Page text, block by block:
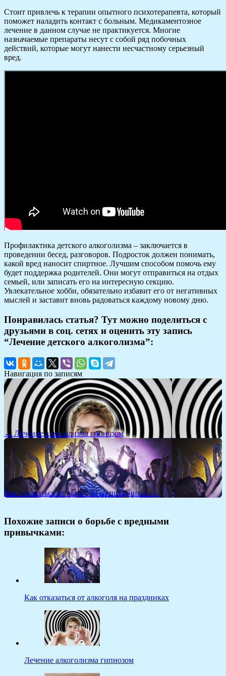
Стоит привлечь к терапии опытного психотерапевта, который
поможет наладить контакт с больным. Медикаментозное
лечение в данном случае не практикуется. Многие
назначаемые препараты несут с собой ряд побочных
действий, которые могут нанести несчастному серьезный
вред.
Профилактика детского алкоголизма – заключается в
проведении бесед, разговоров. Подросток должен понимать,
какой вред наносит спиртное. Лучшим способом помочь ему
будет поддержка родителей. Они могут отправиться на отдых
семьей, или записать его на интересную секцию.
Увлекательное хобби, обязательно избавит его от негативных
мыслей и заставит вновь радоваться каждому новому дню.
Понравилась статья? Тут можно поделиться с
друзьями в соц. сетях и оценить эту запись
“Лечение детского алкоголизма”:
Навигация по записям
← Лечение алкоголизма гипнозом
Как отказаться от алкоголя на праздниках →
Похожие записи о борьбе с вредными
привычками:
Как отказаться от алкоголя на праздниках
Лечение алкоголизма гипнозом